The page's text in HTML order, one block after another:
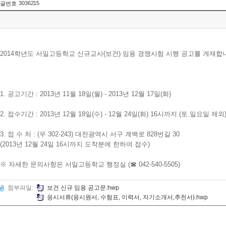
글번호 3036215
2014학년도 서일고등학교 신규교사(보건) 임용 경쟁시험 시행 공고를 게재합
1. 공고기간 : 2013년 11월 18일(월) - 2013년 12월 17일(화)
2. 접수기간 : 2013년 12월 18일(수) - 12월 24일(화) 16시까지 (토.일요일 제외)
3. 접 수 처 : (우 302-243) 대전광역시 서구 계백로 828번길 30
(2013년 12월 24일 16시까지 도착분에 한하여 접수)
※ 자세한 문의사항은 서일고등학교 행정실 (☎ 042-540-5505)
첨부파일:
보건 신규 임용 공고문.hwp
응시서류(응시원서, 수험표, 이력서, 자기소개서,추천서).hwp